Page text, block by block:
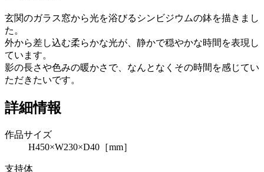
玄関のガラス窓から光を浴びるシンビジウムの鉢を描きまし
た。
外から差し込む柔らかな光が、静かで穏やかな時間を表現し
ています。
影の長さや色みの暖かさで、なんとなくその時間を感じてい
ただきたいです。
詳細情報
作品サイズ
H450×W230×D40［mm］
支持体